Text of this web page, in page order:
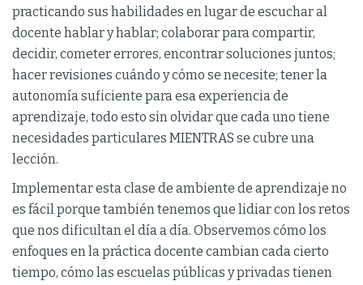
practicando sus habilidades en lugar de escuchar al
docente hablar y hablar; colaborar para compartir,
decidir, cometer errores, encontrar soluciones juntos;
hacer revisiones cuándo y cómo se necesite; tener la
autonomía suficiente para esa experiencia de
aprendizaje, todo esto sin olvidar que cada uno tiene
necesidades particulares MIENTRAS se cubre una
lección.
Implementar esta clase de ambiente de aprendizaje no
es fácil porque también tenemos que lidiar con los retos
que nos dificultan el día a día. Observemos cómo los
enfoques en la práctica docente cambian cada cierto
tiempo, cómo las escuelas públicas y privadas tienen